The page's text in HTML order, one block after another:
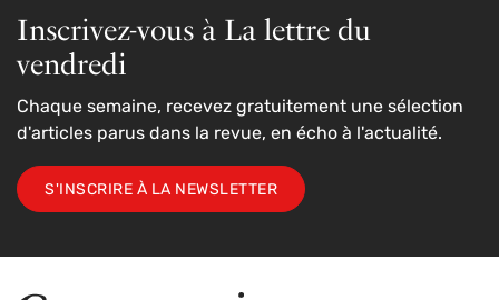
Inscrivez-vous à La lettre du
vendredi
Chaque semaine, recevez gratuitement une sélection
d'articles parus dans la revue, en écho à l'actualité.
S'INSCRIRE À LA NEWSLETTER